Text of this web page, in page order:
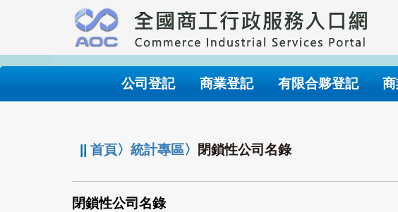
要
內
公司登記 商業登記 有限合夥登記
||首頁〉統計專區〉 閉鎖性公司名錄
閉鎖性公司名錄